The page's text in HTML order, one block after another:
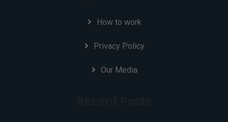
How to work
Privacy Policy
Our Media